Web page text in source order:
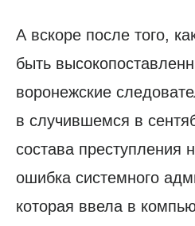
А вскоре после того,
быть
воронежские
в случившемся в
состава преступления
ошибка системного
которая ввела в